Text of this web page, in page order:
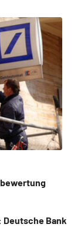
Neubewertung
Deutsche Bank